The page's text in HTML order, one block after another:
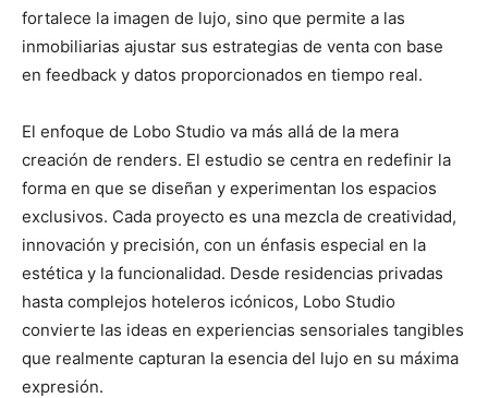
fortalece la imagen de lujo, sino que permite a las
inmobiliarias ajustar sus estrategias de venta con base
en feedback y datos proporcionados en tiempo real.
El enfoque de Lobo Studio va más allá de la mera
creación de renders. El estudio se centra en redefinir la
forma en que se diseñan y experimentan los espacios
exclusivos. Cada proyecto es una mezcla de creatividad,
innovación y precisión, con un énfasis especial en la
estética y la funcionalidad. Desde residencias privadas
hasta complejos hoteleros icónicos, Lobo Studio
convierte las ideas en experiencias sensoriales tangibles
que realmente capturan la esencia del lujo en su máxima
expresión.